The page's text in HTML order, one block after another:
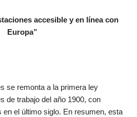
accesible y en línea con
Europa”
se remonta a la primera ley
de trabajo del año 1900, con
el último siglo. En resumen, esta